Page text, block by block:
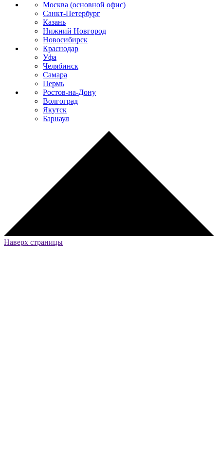
Москва (основной офис)
Санкт-Петербург
Казань
Нижний Новгород
Новосибирск
Краснодар
Уфа
Челябинск
Самара
Пермь
Ростов-на-Дону
Волгоград
Якутск
Барнаул
Наверх страницы